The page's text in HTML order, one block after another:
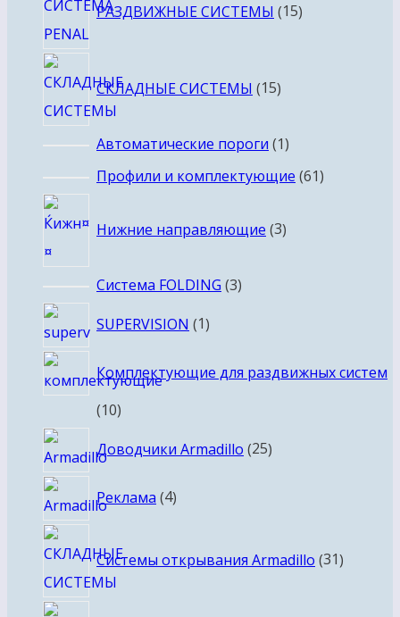
РАЗДВИЖНЫЕ СИСТЕМЫ 15товаров
СКЛАДНЫЕ СИСТЕМЫ 15товаров
Автоматические пороги 11
товар
Профили и комплектующие 6161
Нижние направляющие 3товара
Система FOLDING 33
SUPERVISION 11
Комплектующие для раздвижных систем
1010
Доводчики Armadillo 2525
Реклама 44
Системы открывания Armadillo 31товар